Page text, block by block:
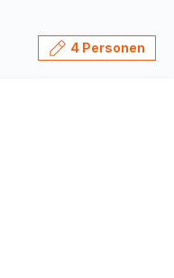
4 Personen